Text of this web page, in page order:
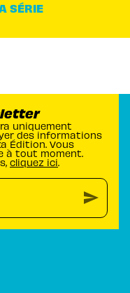
SÉRIE
uniquement
des informations
Édition. Vous
à tout moment.
cliquez ici.
send